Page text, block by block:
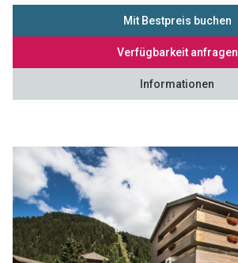
Mit Bestpreis buchen
Verfügbarkeit anfragen
Informationen